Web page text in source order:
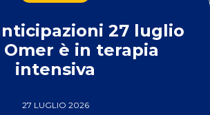
27 luglio
Omer è in terapia
intensiva
27 LUGLIO 2026